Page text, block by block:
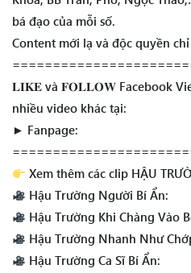
bá đạo của mỗi số.
Content mới lạ và độc quyền
𝐋𝐈𝐊𝐄 và 𝐅𝐎𝐋𝐋𝐎𝐖 Facebook
nhiều video khác tại:
► Fanpage:
Xem thêm các clip HẬU
Hậu Trường Người Bí Ẩn:
Hậu Trường Khi Chàng Vào
Hậu Trường Nhanh Như
Hậu Trường Ca Sĩ Bí Ẩn: